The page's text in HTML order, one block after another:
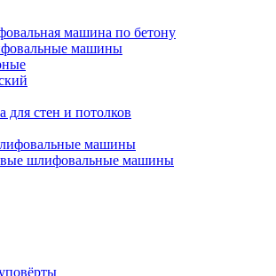
машина по бетону
машины
стен и потолков
машины
шлифовальные машины